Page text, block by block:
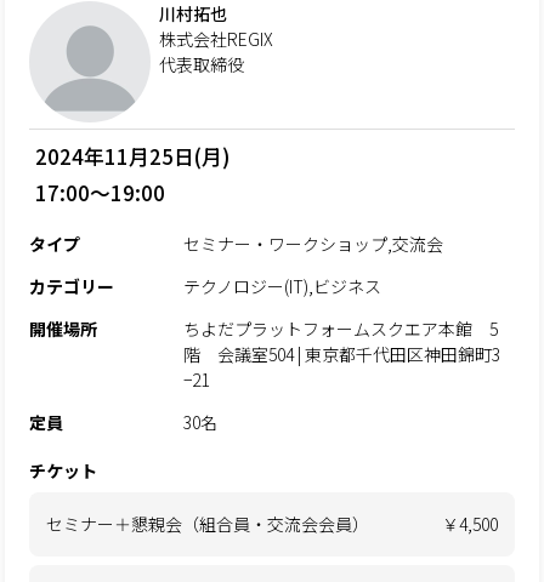
川村拓也
株式会社REGIX
代表取締役
2024年11月25日(月)
17:00～19:00
タイプ
セミナー・ワークショップ,交流会
カテゴリー
テクノロジー(IT),ビジネス
開催場所
ちよだプラットフォームスクエア本館 5
階 会議室504 | 東京都千代田区神田錦町3
−21
定員
30名
チケット
セミナー＋懇親会（組合員・交流会会員） ￥4,500